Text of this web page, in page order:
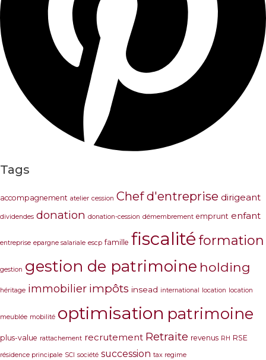
Tags
accompagnement atelier cession Chef d'entreprise dirigeant
dividendes donation donation-cession démembrement emprunt enfant
entreprise epargne salariale escp famille fiscalité formation
gestion gestion de patrimoine holding
héritage immobilier impôts insead international location location
meublée mobilité optimisation patrimoine
plus-value rattachement recrutement Retraite revenus RH RSE
résidence principale SCI société succession tax regime